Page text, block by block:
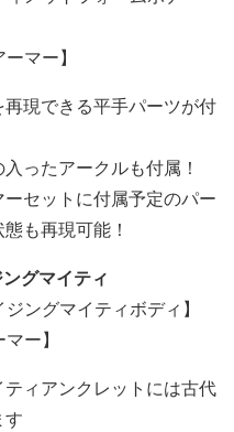
マー】
現できる平手パーツが付
ったアークルも付属！
セットに付属予定のパー
も再現可能！
グマイティ
ングマイティボディ】
マー】
ィアンクレットには古代
す